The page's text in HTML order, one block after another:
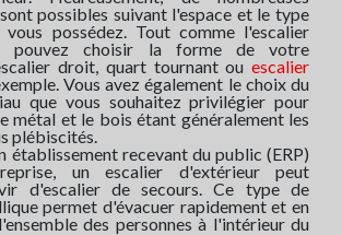
possibles suivant l'espace et le type
possédez. Tout comme l'escalier
pouvez choisir la forme de votre
droit, quart tournant ou escalier
Vous avez également le choix du
que vous souhaitez privilégier pour
métal et le bois étant généralement les
plébiscités.
établissement recevant du public (ERP)
un escalier d'extérieur peut
d'escalier de secours. Ce type de
permet d'évacuer rapidement et en
des personnes à l'intérieur du